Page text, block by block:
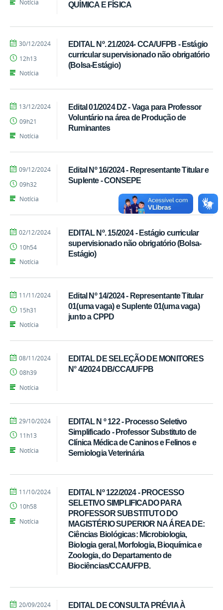
QUÍMICA E FÍSICA
Notícia
EDITAL Nº. 21/2024- CCA/UFPB - Estágio
curricular supervisionado não obrigatório
(Bolsa-Estágio)
por
Candido
publicado
30/12/2024
12h13
Notícia
Edital 01/2024 DZ - Vaga para Professor
Voluntário na área de Produção de
Ruminantes
por
Candido
publicado
13/12/2024
09h21
Notícia
Edital Nº 16/2024 - Representante Titular e
Suplente - CONSEPE
por
Candido
publicado
09/12/2024
09h32
Notícia
EDITAL Nº. 15/2024 - Estágio curricular
supervisionado não obrigatório (Bolsa-
Estágio)
por
Candido
publicado
02/12/2024
10h54
Notícia
Edital Nº 14/2024 - Representante Titular
01(uma vaga) e Suplente 01(uma vaga)
junto a CPPD
por
Candido
publicado
11/11/2024
15h31
Notícia
EDITAL DE SELEÇÃO DE MONITORES
N° 4/2024 DB/CCA/UFPB
por
Candido
publicado
08/11/2024
08h39
Notícia
EDITAL N º 122 - Processo Seletivo
Simplificado - Professor Substituto de
Clínica Médica de Caninos e Felinos e
Semiologia Veterinária
por
Candido
publicado
29/10/2024
11h13
Notícia
EDITAL Nº 122/2024 - PROCESSO
SELETIVO SIMPLIFICADO PARA
PROFESSOR SUBSTITUTO DO
MAGISTÉRIO SUPERIOR NA ÁREA DE:
Ciências Biológicas: Microbiologia,
Biologia geral, Morfologia, Bioquímica e
Zoologia, do Departamento de
Biociências/CCA/UFPB.
por
Candido
publicado
11/10/2024
10h58
Notícia
EDITAL DE CONSULTA PRÉVIA À
por
publicado
20/09/2024